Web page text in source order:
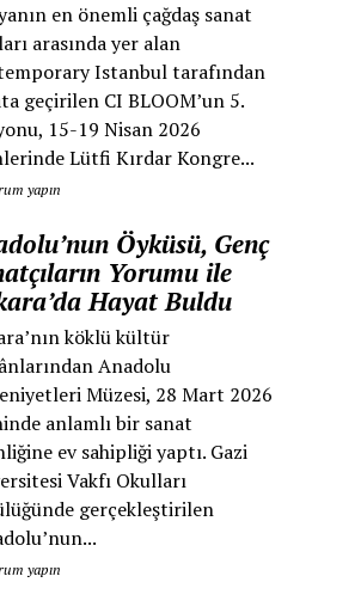
en önemli çağdaş sanat
arasında yer alan
Istanbul tarafından
geçirilen CI BLOOM’un 5.
15-19 Nisan 2026
Lütfi Kırdar Kongre...
yapın
Öyküsü, Genç
Yorumu ile
Hayat Buldu
köklü kültür
Anadolu
Müzesi, 28 Mart 2026
anlamlı bir sanat
ev sahipliği yaptı. Gazi
Vakfı Okulları
gerçekleştirilen
yapın